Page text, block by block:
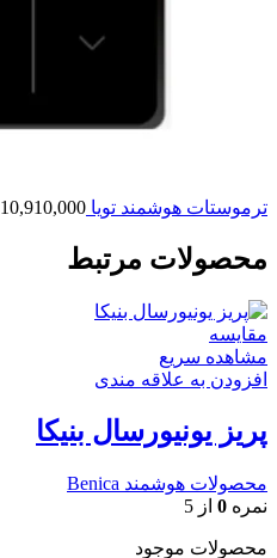
ترموستات هوشمند تویا 10,910,000
محصولات مرتبط
مقایسه
مشاهده سریع
افزودن به علاقه مندی
پریز یونیورسال بنیکا
محصولات هوشمند Benica
نمره 0 از 5
محصولات موجود